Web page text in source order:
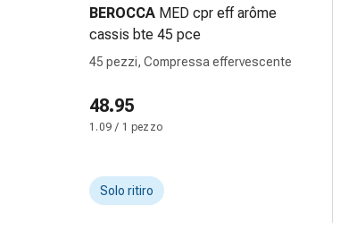
adesivi
per
la
delle
ferite
il
BEROCCA MED cpr eff arôme
cassis bte 45 pce
45 pezzi, Compressa effervescente
48.95
1.09 / 1 pezzo
Solo ritiro